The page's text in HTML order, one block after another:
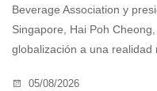
Beverage Association y
Singapore, Hai Poh
globalización a una realidad
05/08/2026